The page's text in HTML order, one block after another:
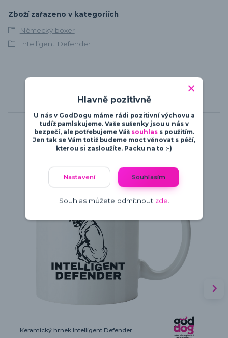
Zboží zařazeno v kategoriích
Německý boxer
Intelligent Defender
Související zboží 6
Keramický hrnek Intelligent Defender
Hlavně pozitivně
U nás v GodDogu máme rádi pozitivní výchovu a
tudíž pamlskujeme. Vaše sušenky jsou u nás v
bezpečí, ale potřebujeme Váš souhlass použitím.
Jen tak se Vám totiž budeme moct věnovat s péčí,
kterou si zasloužíte. Packu na to :-)
Nastavení Souhlasím
Souhlas můžete odmítnout zde.